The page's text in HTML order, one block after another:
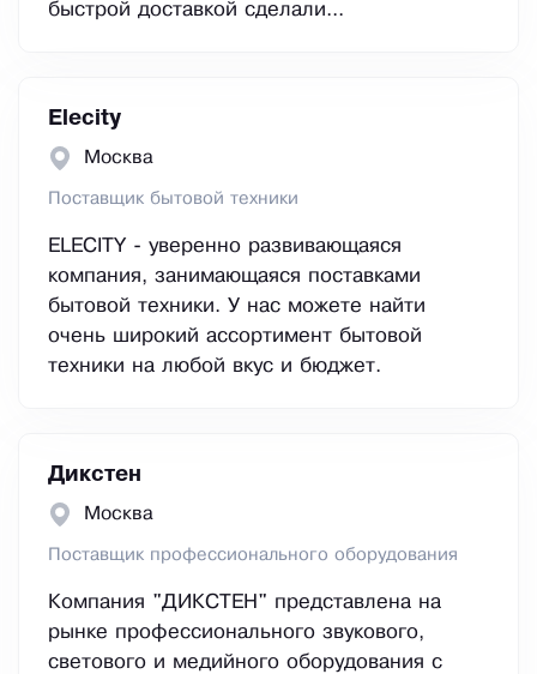
быстрой доставкой сделали...
Elecity
Москва
Поставщик бытовой техники
ELECITY - уверенно развивающаяся
компания, занимающаяся поставками
бытовой техники. У нас можете найти
очень широкий ассортимент бытовой
техники на любой вкус и бюджет.
Дикстен
Москва
Поставщик профессионального оборудования
Компания "ДИКСТЕН" представлена на
рынке профессионального звукового,
светового и медийного оборудования с